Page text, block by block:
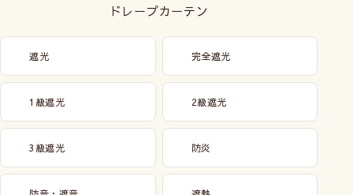
ドレープカーテン
遮光 完全遮光
1級遮光 2級遮光
3級遮光 防炎